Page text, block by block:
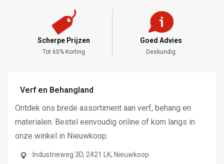
Goed Advies
Deskundig
Meng Service
Alle Kleuren
Verf en Behangland
Ontdek ons brede assortiment aan verf, behang en
materialen. Bestel eenvoudig online of kom langs in
onze winkel in Nieuwkoop.
Industrieweg 3D, 2421 LK, Nieuwkoop